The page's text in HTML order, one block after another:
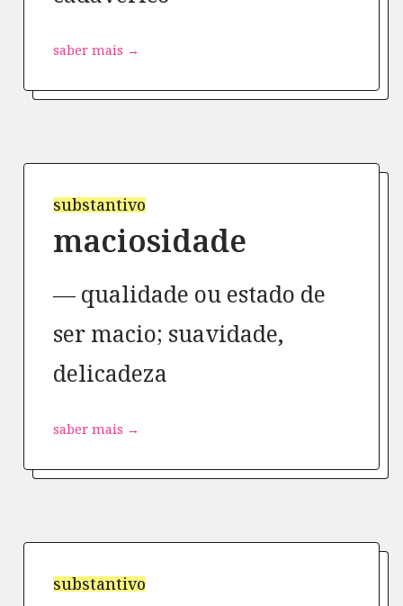
saber mais →
substantivo
maciosidade
qualidade ou estado de
ser macio; suavidade,
delicadeza
saber mais →
substantivo